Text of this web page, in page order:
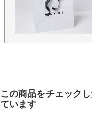
この商品をチェック
ています